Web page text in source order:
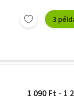
3
1 090 Ft - 1